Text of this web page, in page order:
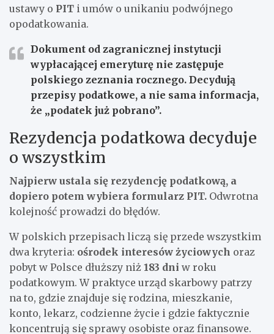
ustawy o PIT i umów o unikaniu podwójnego
opodatkowania.
Dokument od zagranicznej instytucji
wypłacającej emeryturę nie zastępuje
polskiego zeznania rocznego. Decydują
przepisy podatkowe, a nie sama informacja,
że „podatek już pobrano”.
Rezydencja podatkowa decyduje
o wszystkim
Najpierw ustala się rezydencję podatkową, a
dopiero potem wybiera formularz PIT. Odwrotna
kolejność prowadzi do błędów.
W polskich przepisach liczą się przede wszystkim
dwa kryteria: ośrodek interesów życiowych oraz
pobyt w Polsce dłuższy niż 183 dni w roku
podatkowym. W praktyce urząd skarbowy patrzy
na to, gdzie znajduje się rodzina, mieszkanie,
konto, lekarz, codzienne życie i gdzie faktycznie
koncentrują się sprawy osobiste oraz finansowe.